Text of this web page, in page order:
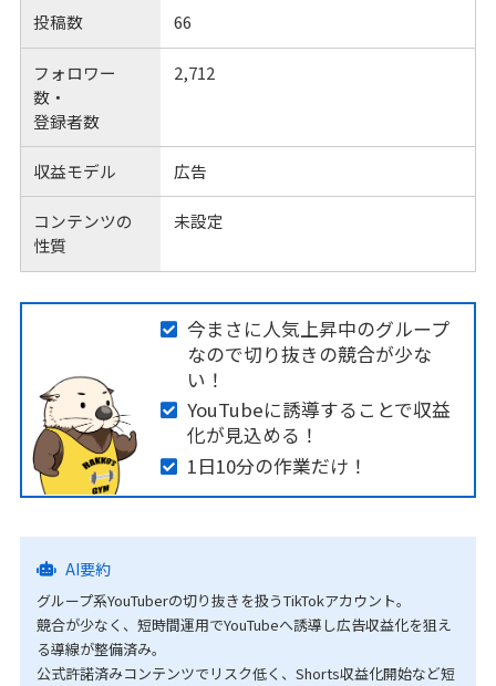
投稿数 66
フォロワー
数・
登録者数
2,712
収益モデル 広告
コンテンツの
性質
未設定
今まさに人気上昇中のグループ
なので切り抜きの競合が少な
い！
YouTubeに誘導することで収益
化が見込める！
1日10分の作業だけ！
AI要約
グループ系YouTuberの切り抜きを扱うTikTokアカウント。
競合が少なく、短時間運用でYouTubeへ誘導し広告収益化を狙え
る導線が整備済み。
公式許諾済みコンテンツでリスク低く、Shorts収益化開始など短